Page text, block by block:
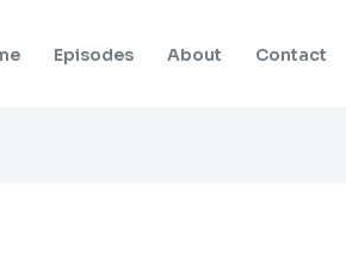
Episodes About Contact